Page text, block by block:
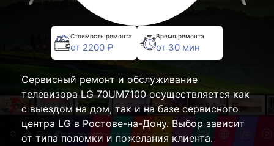
Стоимость ремонта
от 2200 ₽
Время ремонта
от 30 мин
Сервисный ремонт и обслуживание
телевизора LG 70UM7100 осуществляется как
с выездом на дом, так и на базе сервисного
центра LG в Ростове-на-Дону. Выбор зависит
от типа поломки и пожелания клиента.